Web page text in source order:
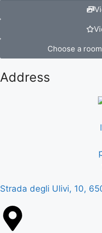
Choose a
Address
Strada degli Ulivi, 10,